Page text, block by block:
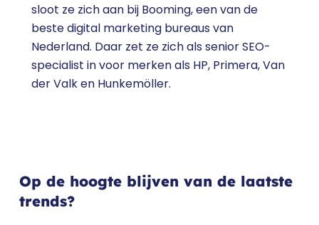
sloot ze zich aan bij Booming, een van de
beste digital marketing bureaus van
Nederland. Daar zet ze zich als senior SEO-
specialist in voor merken als HP, Primera, Van
der Valk en Hunkemöller.
Op de hoogte blijven van de laatste
trends?